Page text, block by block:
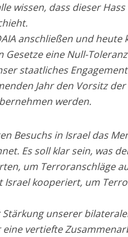
wissen, dass dieser
anschließen und heute
eine Null-
staatliches
Jahr den Vorsitz der
werden.
Besuchs in Israel das
Es soll klar sein, was
um Terroranschläge
Israel kooperiert, um
unserer
vertiefte